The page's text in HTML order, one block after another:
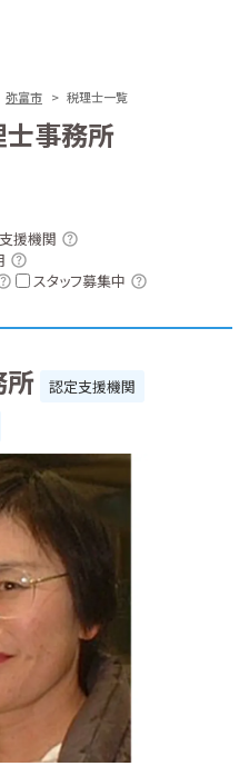
弥富市 税理士一覧
事務所
援機関
スタッフ募集中
所
認定支援機関